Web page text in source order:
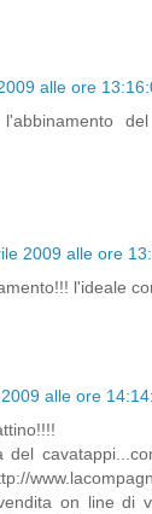
alle ore
2009 alle ore
l'ideale
alle ore
del
on line di